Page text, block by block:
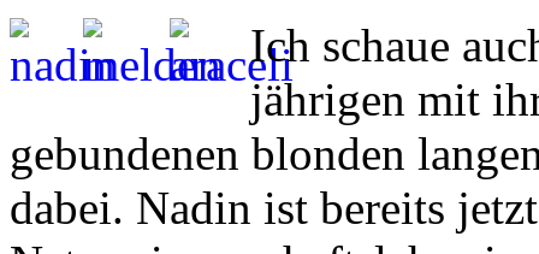
Ich schaue
jährigen mit
gebundenen blonden
dabei. Nadin ist bereits